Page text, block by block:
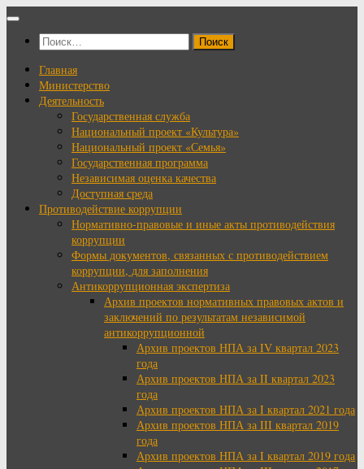
Перейти
содержимому
Найти:
Главная
Министерство
Деятельность
Государственная служба
Национальный проект «Культура»
Национальный проект «Семья»
Государственная программа
Независимая оценка качества
Доступная среда
Противодействие коррупции
Нормативно-правовые и иные акты противодействия
коррупции
Формы документов, связанных с противодействием
коррупции, для заполнения
Антикоррупционная экспертиза
Архив проектов нормативных правовых актов и
заключений по результатам независимой
антикоррупционной
Архив проектов НПА за IV квартал 2023
года
Архив проектов НПА за II квартал 2023
года
Архив проектов НПА за I квартал 2021 года
Архив проектов НПА за III квартал 2019
года
Архив проектов НПА за I квартал 2019 года